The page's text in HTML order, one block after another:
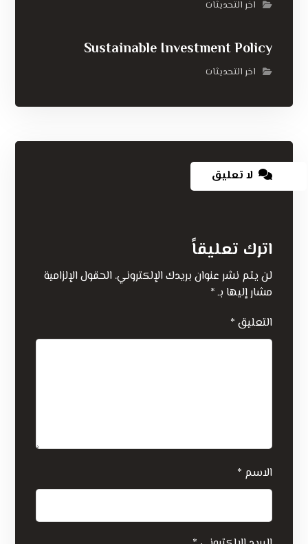
اخر التحديثات
Sustainable Investment Policy
اخر التحديثات
لا تعليق
اترك تعليقاً
لن يتم نشر عنوان بريدك الإلكتروني. الحقول الإلزامية
مشار إليها بـ*
التعليق *
الاسم *